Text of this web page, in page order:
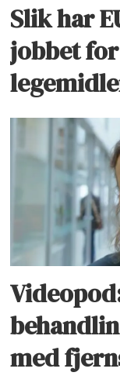
Slik har
jobbet
med